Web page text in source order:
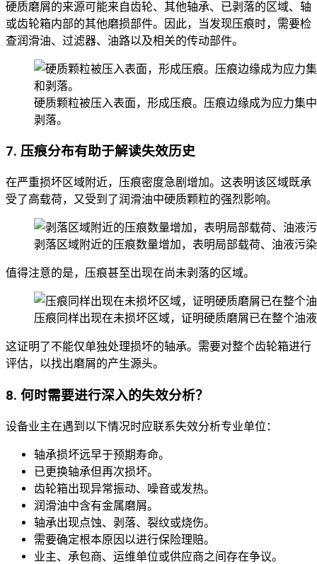
硬质磨屑的来源可能来自齿轮、其他轴承、已剥落的区域、轴
或齿轮箱内部的其他磨损部件。因此，当发现压痕时，需要检
查润滑油、过滤器、油路以及相关的传动部件。
硬质颗粒被压入表面，形成压痕。压痕边缘成为应力集
剥落。
7. 压痕分布有助于解读失效历史
在严重损坏区域附近，压痕密度急剧增加。这表明该区域既承
受了高载荷，又受到了润滑油中硬质颗粒的强烈影响。
剥落区域附近的压痕数量增加，表明局部载荷、油液污
值得注意的是，压痕甚至出现在尚未剥落的区域。
压痕同样出现在未损坏区域，证明硬质磨屑已在整个油
这证明了不能仅单独处理损坏的轴承。需要对整个齿轮箱进行
评估，以找出磨屑的产生源头。
8. 何时需要进行深入的失效分析？
设备业主在遇到以下情况时应联系失效分析专业单位：
轴承损坏远早于预期寿命。
已更换轴承但再次损坏。
齿轮箱出现异常振动、噪音或发热。
润滑油中含有金属磨屑。
轴承出现点蚀、剥落、裂纹或烧伤。
需要确定根本原因以进行保险理赔。
业主、承包商、运维单位或供应商之间存在争议。